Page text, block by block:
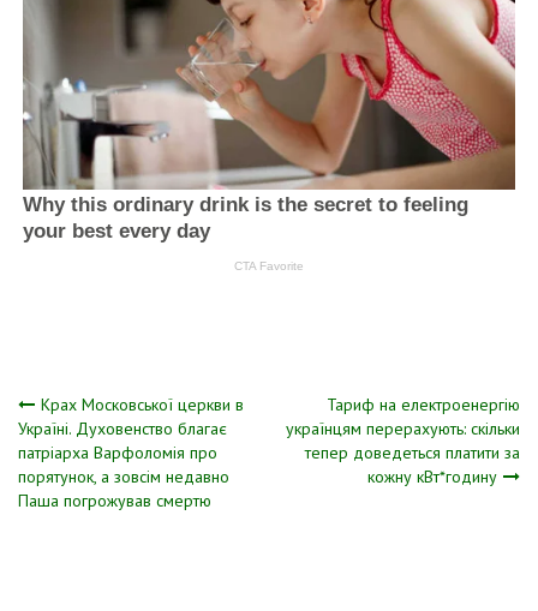
Навігація
записів
Крах Московської церкви в
Україні. Духовенство благає
патріарха Варфоломія про
порятунок, а зовсім недавно
Паша погрожував cмeртю
Тариф на електроенергію
українцям перерахують: скільки
тепер доведеться платити за
кожну кВт*годину